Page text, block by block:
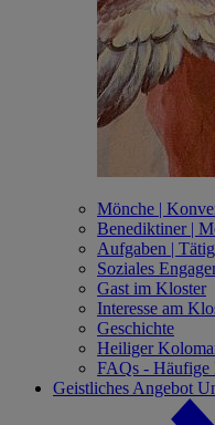
Mönche |
Benediktiner |
Aufgaben |
Soziales
Gast im Kloster
Interesse am
Geschichte
Heiliger
FAQs - Häufige
Geistliches Angebot